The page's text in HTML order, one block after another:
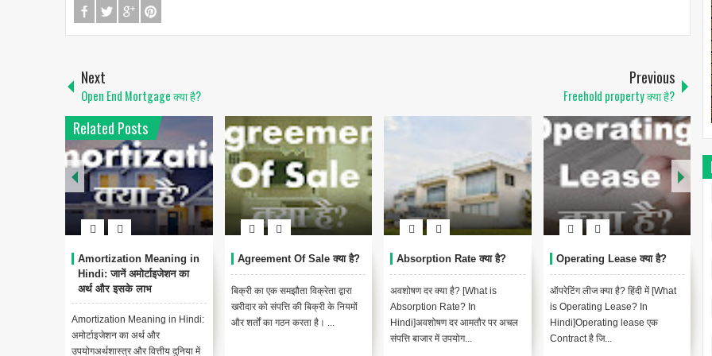
Next
Open End Mortgage क्या है?
Previous
Freehold property क्या है?
Related Posts
Amortization Meaning in
Hindi: जानें अमोर्टाइजेशन का
अर्थ और इसके लाभ
Amortization Meaning in Hindi:
अमोर्टाइजेशन का अर्थ और
उपयोगअर्थशास्त्र और वित्तीय दुनिया में
Agreement Of Sale क्या है?
बिक्री का एक समझौता विक्रेता द्वारा
खरीदार को संपत्ति की बिक्री के नियमों
और शर्तों का गठन करता है। ...
Absorption Rate क्या है?
अवशोषण दर क्या है? [What is
Absorption Rate? In
Hindi]अवशोषण दर आमतौर पर अचल
संपत्ति बाजार में उपयोग...
Operating Lease क्या है?
ऑपरेटिंग लीज क्या है? हिंदी में [What
is Operating Lease? In
Hindi]Operating lease एक
Contract है जि...